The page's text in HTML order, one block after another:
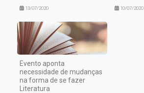
13/07/2020 10/07/2020
Evento aponta
necessidade de mudanças
na forma de se fazer
Literatura